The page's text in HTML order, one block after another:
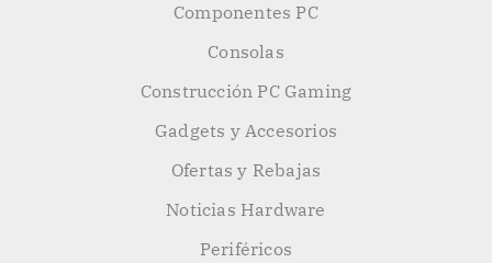
Componentes PC
Consolas
Construcción PC Gaming
Gadgets y Accesorios
Ofertas y Rebajas
Noticias Hardware
Periféricos